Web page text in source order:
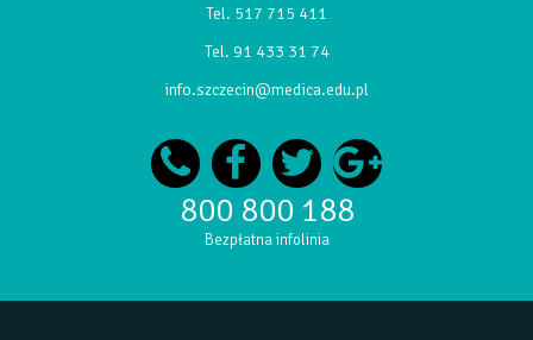
Tel. 517 715 411
Tel. 91 433 31 74
info.szczecin@medica.edu.pl
800 800 188
Bezpłatna infolinia